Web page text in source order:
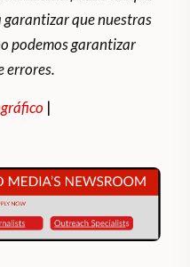
que nuestras
podemos garantizar
errores.
|